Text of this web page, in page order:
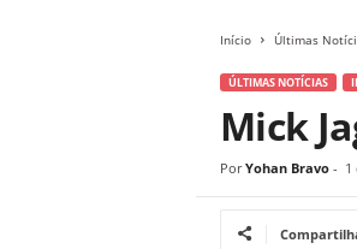
Início Últimas
ÚLTIMAS NOTÍCIAS
Mick
Por Yohan Bravo - 1